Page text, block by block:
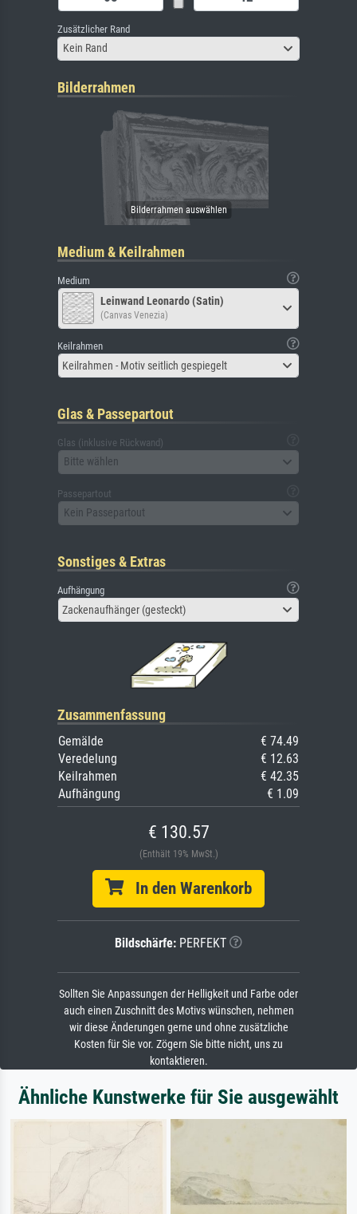
Zusätzlicher Rand
Kein Rand
Bilderrahmen
Medium & Keilrahmen
Medium
Leinwand Leonardo (Satin)
(Canvas Venezia)
Keilrahmen
Keilrahmen - Motiv seitlich gespiegelt
Glas & Passepartout
Glas (inklusive Rückwand)
Bitte wählen
Passepartout
Kein Passepartout
Sonstiges & Extras
Aufhängung
Zackenaufhänger (gesteckt)
Zusammenfassung
Gemälde
€ 74.49
Veredelung
€ 12.63
Keilrahmen
€ 42.35
Aufhängung
€ 1.09
€ 130.57
(Enthält 19% MwSt.)
In den Warenkorb
Bildschärfe: PERFEKT
Sollten Sie Anpassungen der Helligkeit und Farbe oder
auch einen Zuschnitt des Motivs wünschen, nehmen
wir diese Änderungen gerne und ohne zusätzliche
Kosten für Sie vor. Zögern Sie bitte nicht, uns zu
kontaktieren.
Ähnliche Kunstwerke für Sie ausgewählt